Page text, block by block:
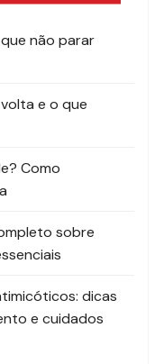
não parar
e o que
Como
sobre
dicas
e cuidados